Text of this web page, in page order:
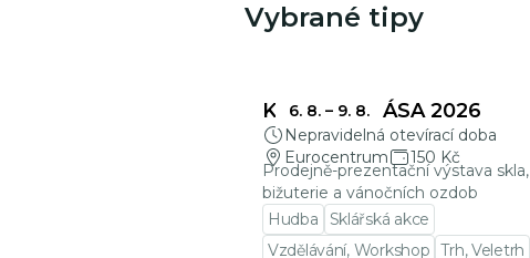
Vybrané tipy
6. 8. – 9. 8.
KŘEHKÁ KRÁSA 2026
Nepravidelná otevírací doba
Eurocentrum
150 Kč
Prodejně-prezentační výstava skla,
bižuterie a vánočních ozdob
Hudba
Sklářská akce
Vzdělávání, Workshop Trh, Veletrh